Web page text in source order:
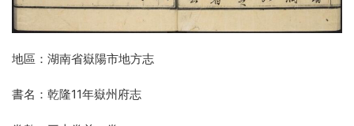
地區：湖南省嶽陽市地方志
書名：乾隆11年嶽州府志